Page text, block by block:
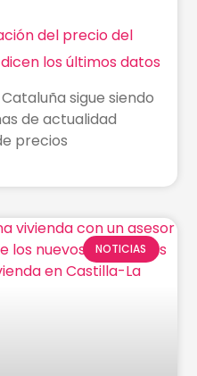
del precio del
los últimos datos
sigue siendo
de actualidad
precios
NOTICIAS